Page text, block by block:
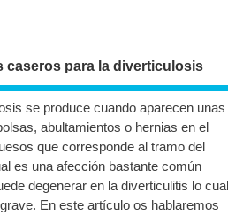
caseros para la diverticulosis
se produce cuando aparecen unas
abultamientos o hernias en el
que corresponde al tramo del
es una afección bastante común
degenerar en la diverticulitis lo cual
En este artículo os hablaremos